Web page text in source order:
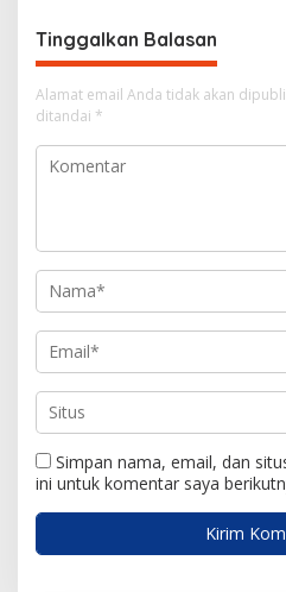
g
a
s
i
p
Tinggalkan Balasan
Alamat email Anda tidak akan
ditandai *
Simpan nama, email, dan
ini untuk komentar saya